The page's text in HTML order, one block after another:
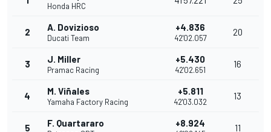
Honda HRC
2 A. Dovizioso
Ducati Team
+4.836
42'02.057
20
3 J. Miller
Pramac Racing
+5.430
42'02.651
16
4 M. Viñales
Yamaha Factory Racing
+5.811
42'03.032
13
5 F. Quartararo +8.924 11